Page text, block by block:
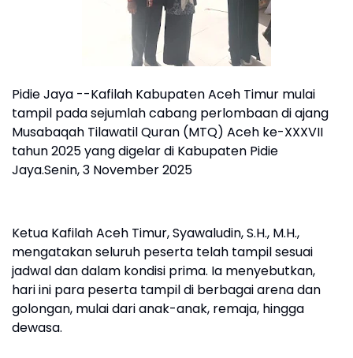
Pidie Jaya --Kafilah Kabupaten Aceh Timur mulai
tampil pada sejumlah cabang perlombaan di ajang
Musabaqah Tilawatil Quran (MTQ) Aceh ke-XXXVII
tahun 2025 yang digelar di Kabupaten Pidie
Jaya.Senin, 3 November 2025
Ketua Kafilah Aceh Timur, Syawaludin, S.H., M.H.,
mengatakan seluruh peserta telah tampil sesuai
jadwal dan dalam kondisi prima. Ia menyebutkan,
hari ini para peserta tampil di berbagai arena dan
golongan, mulai dari anak-anak, remaja, hingga
dewasa.